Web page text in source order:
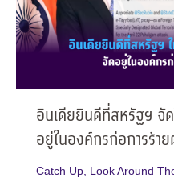
อินเดียยินดีที่สหรัฐฯ จั
อยู่ในองค์กรก่อการร้าย
Catch Up Look Around